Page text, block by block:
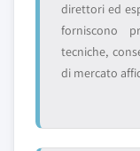
direttori ed
forniscono
tecniche,
di mercato